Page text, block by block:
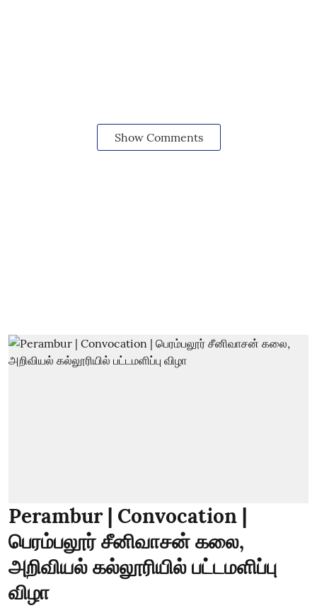
Show Comments
Perambur | Convocation |
பெரம்பலூர் சீனிவாசன் கலை,
அறிவியல் கல்லூரியில் பட்டமளிப்பு
விழா